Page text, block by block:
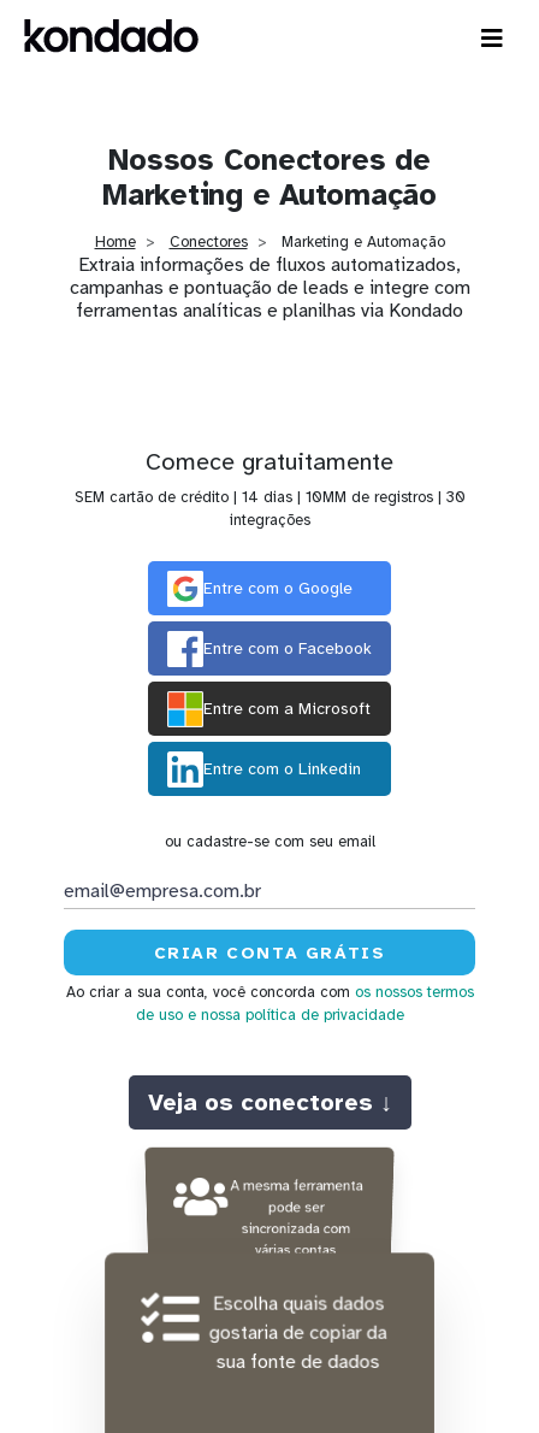
Nossos Conectores de
Marketing e Automação
Home Conectores Marketing e Automação
Extraia informações de fluxos automatizados,
campanhas e pontuação de leads e integre com
ferramentas analíticas e planilhas via Kondado
Comece gratuitamente
SEM cartão de crédito | 14 dias | 10MM de registros | 30
integrações
Entre com o Google
Entre com o Facebook
Entre com a Microsoft
Entre com o Linkedin
ou cadastre-se com seu email
Ao criar a sua conta, você concorda com os nossos termos
de uso e nossa política de privacidade
Veja os conectores ↓
A mesma ferramenta
pode ser
sincronizada com
várias contas
tempo
Escolha quais dados
gostaria de copiar da
sua fonte de dados